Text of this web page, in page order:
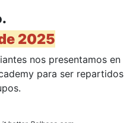
2025
nos presentamos en
para ser repartidos